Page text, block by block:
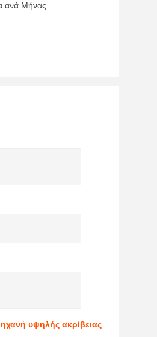
ανά Μήνας
υψηλής ακρίβειας